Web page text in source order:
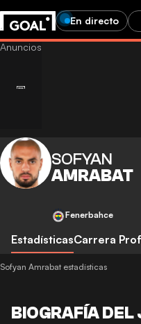
En directo
SOFYAN
AMRABAT
Fenerbahce
EstadísticasCarrera
Sofyan Amrabat estadísticas
BIOGRAFÍA DEL